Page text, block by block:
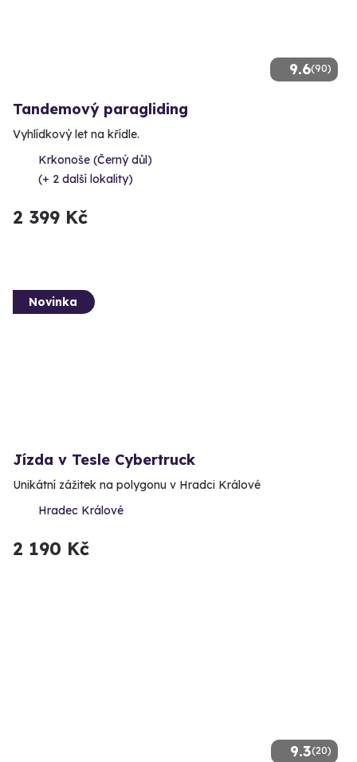
9.6(90)
Tandemový paragliding
Vyhlídkový let na křídle.
Krkonoše (Černý důl)
(+ 2 další lokality)
2 399 Kč
Novinka
Jízda v Tesle Cybertruck
Unikátní zážitek na polygonu v Hradci Králové
Hradec Králové
2 190 Kč
9.3(20)